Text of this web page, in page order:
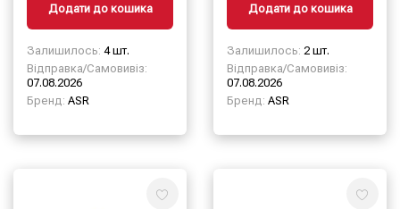
Додати до кошика
Залишилось: 4 шт.
Відправка/Самовивіз:
07.08.2026
Бренд: ASR
Додати до кошика
Залишилось: 2 шт.
Відправка/Самовивіз:
07.08.2026
Бренд: ASR